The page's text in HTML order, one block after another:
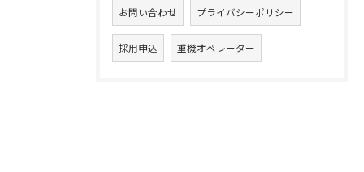
お問い合わせ プライバシーポリシー
採用申込 重機オペレーター